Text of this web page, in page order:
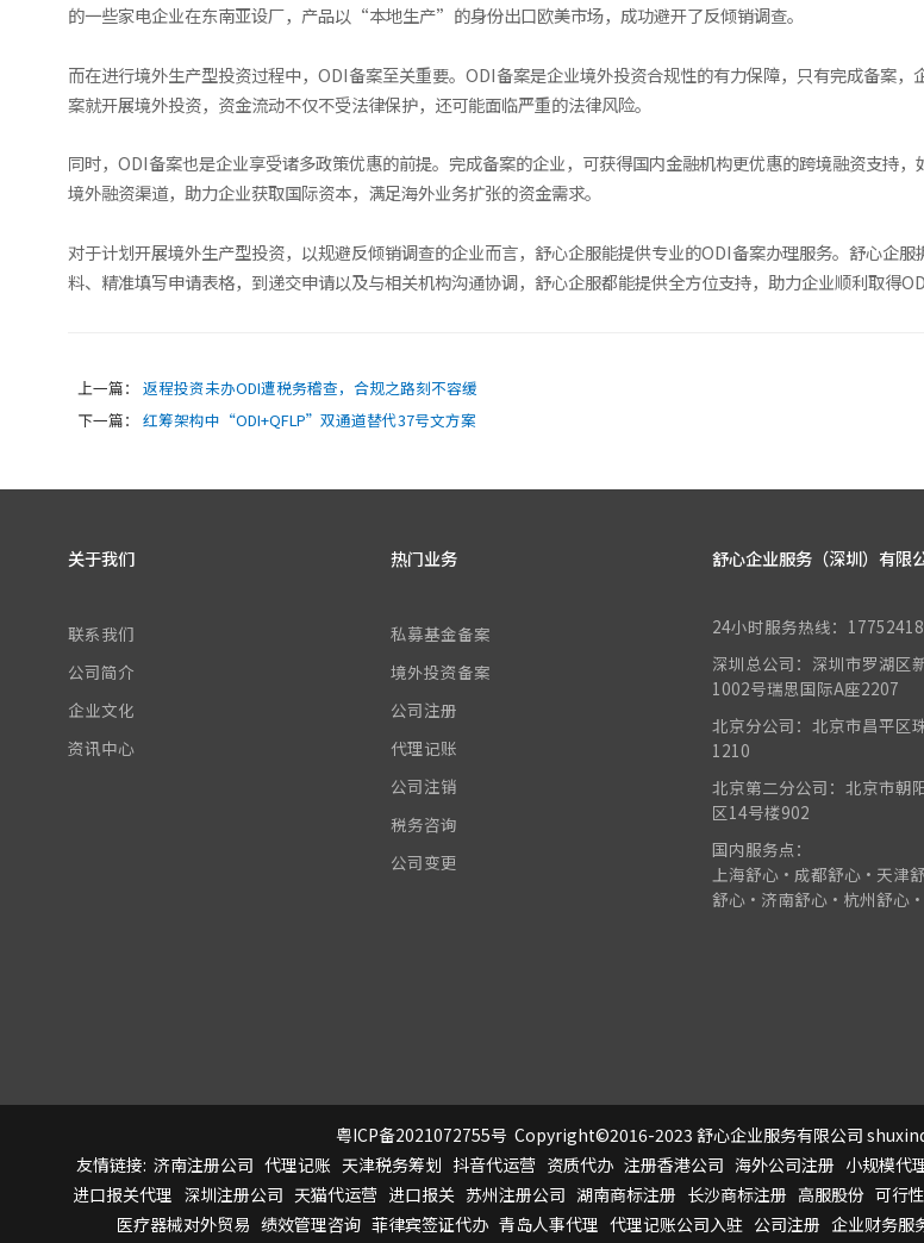
的一些家电企业在东南亚设厂，产品以“本地生产”的身份出口欧美市场，成功避开了反倾销调查。
而在进行境外生产型投资过程中，ODI备案至关重要。ODI备案是企业境外投资合规性的有力保障，只有完成备案
案就开展境外投资，资金流动不仅不受法律保护，还可能面临严重的法律风险。
同时，ODI备案也是企业享受诸多政策优惠的前提。完成备案的企业，可获得国内金融机构更优惠的跨境融资支持
境外融资渠道，助力企业获取国际资本，满足海外业务扩张的资金需求。
对于计划开展境外生产型投资，以规避反倾销调查的企业而言，舒心企服能提供专业的ODI备案办理服务。舒心企
料、精准填写申请表格，到递交申请以及与相关机构沟通协调，舒心企服都能提供全方位支持，助力企业顺利取得
上一篇：
返程投资未办ODI遭税务稽查，合规之路刻不容缓
下一篇：
红筹架构中“ODI+QFLP”双通道替代37号文方案
关于我们
联系我们
公司简介
企业文化
资讯中心
热门业务
私募基金备案
境外投资备案
公司注册
代理记账
公司注销
税务咨询
公司变更
舒心企业服务（深圳）有限
24小时服务热线：
深圳总公司：深圳市罗湖区
1002号瑞思国际A座2207
北京分公司：北京市昌平区
1210
北京第二分公司：北京市朝
区14号楼902
国内服务点：
上海舒心•成都舒心•天津
舒心•济南舒心•杭州舒心
粤ICP备2021072755号 Copyright©2016-2023 舒心企业服务有限公司
友情链接: 济南注册公司 代理记账 天津税务筹划 抖音代运营 资质代办 注册香港公司 海外公司注册 小规模代
进口报关代理 深圳注册公司 天猫代运营 进口报关 苏州注册公司 湖南商标注册 长沙商标注册 高服股份 可行
医疗器械对外贸易 绩效管理咨询 菲律宾签证代办 青岛人事代理 代理记账公司入驻 公司注册 企业财务服